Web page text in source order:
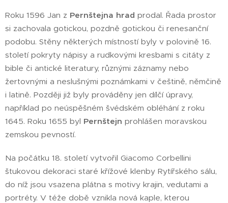
Roku 1596 Jan z Pernštejna hrad prodal. Řada prostor
si zachovala gotickou, pozdně gotickou či renesanční
podobu. Stěny některých místností byly v polovině 16.
století pokryty nápisy a rudkovými kresbami s citáty z
bible či antické literatury, různými záznamy nebo
žertovnými a neslušnými poznámkami v češtině, němčině
i latině. Později již byly prováděny jen dílčí úpravy,
například po neúspěšném švédském obléhání z roku
1645. Roku 1655 byl Pernštejn prohlášen moravskou
zemskou pevností.
Na počátku 18. století vytvořil Giacomo Corbellini
štukovou dekoraci staré křížové klenby Rytířského sálu,
do níž jsou vsazena plátna s motivy krajin, vedutami a
portréty. V téže době vznikla nová kaple, kterou